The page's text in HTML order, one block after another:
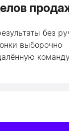
без
выборочно